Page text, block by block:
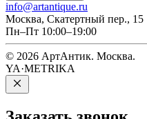
info@artantique.ru
Москва, Скатертный пер., 15
Пн–Пт 10:00–19:00
© 2026 АртАнтик. Москва.
YA·METRIKA